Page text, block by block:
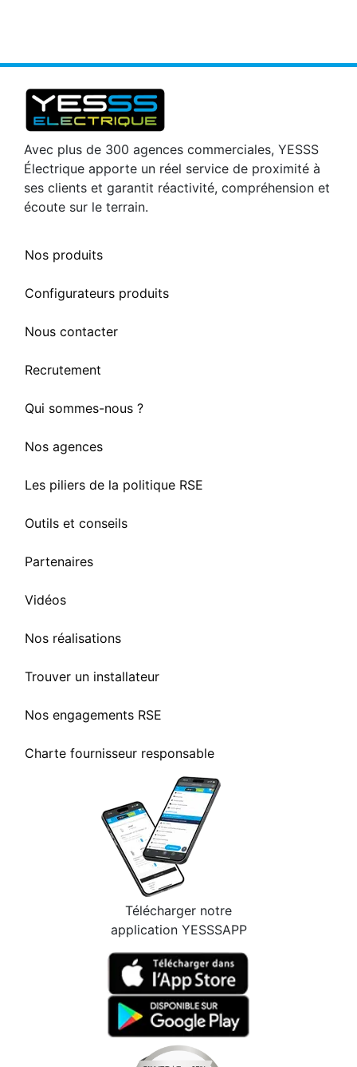
Avec plus de 300 agences commerciales, YESSS
Électrique apporte un réel service de proximité à
ses clients et garantit réactivité, compréhension et
écoute sur le terrain.
Nos produits
Configurateurs produits
Nous contacter
Recrutement
Qui sommes-nous ?
Nos agences
Les piliers de la politique RSE
Outils et conseils
Partenaires
Vidéos
Nos réalisations
Trouver un installateur
Nos engagements RSE
Charte fournisseur responsable
Télécharger notre
application YESSSAPP